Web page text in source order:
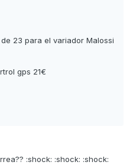
23 para el variador Malossi
gps 21€
:shock: :shock: :shock: